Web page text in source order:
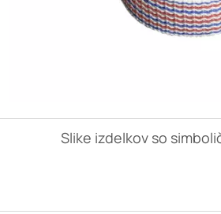
Slike izdelkov so
Piškotki za ciljno